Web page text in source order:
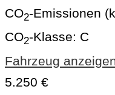
CO2-Emissionen
CO2-Klasse: C
Fahrzeug
5.250 €